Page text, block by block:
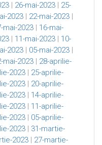
| 26-mai-2023 | 25-
2023 | 22-mai-2023 |
mai-2023 | 16-mai-
| 11-mai-2023 | 10-
2023 | 05-mai-2023 |
mai-2023 | 28-aprilie-
2023 | 25-aprilie-
2023 | 20-aprilie-
2023 | 14-aprilie-
2023 | 11-aprilie-
2023 | 05-aprilie-
2023 | 31-martie-
2023 | 27-martie-